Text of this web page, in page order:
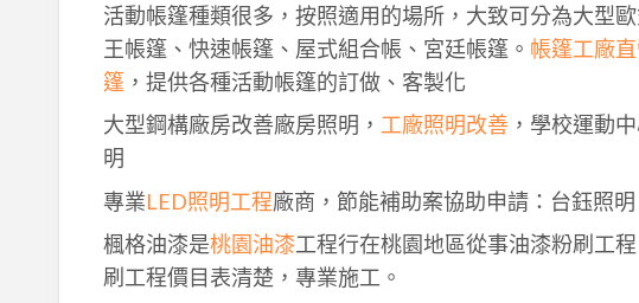
活動帳篷種類很多，按照適用的場所，大致可分為大型
王帳篷、快速帳篷、屋式組合帳、宮廷帳篷。 帳篷工廠
篷，提供各種活動帳篷的訂做、客製化
大型鋼構廠房改善廠房照明， 工廠照明改善，學校運動
明
專業LED照明工程廠商，節能補助案協助申請：台鈺照明
楓格油漆是桃園油漆工程行在桃園地區從事油漆粉刷工
刷工程價目表清楚，專業施工。